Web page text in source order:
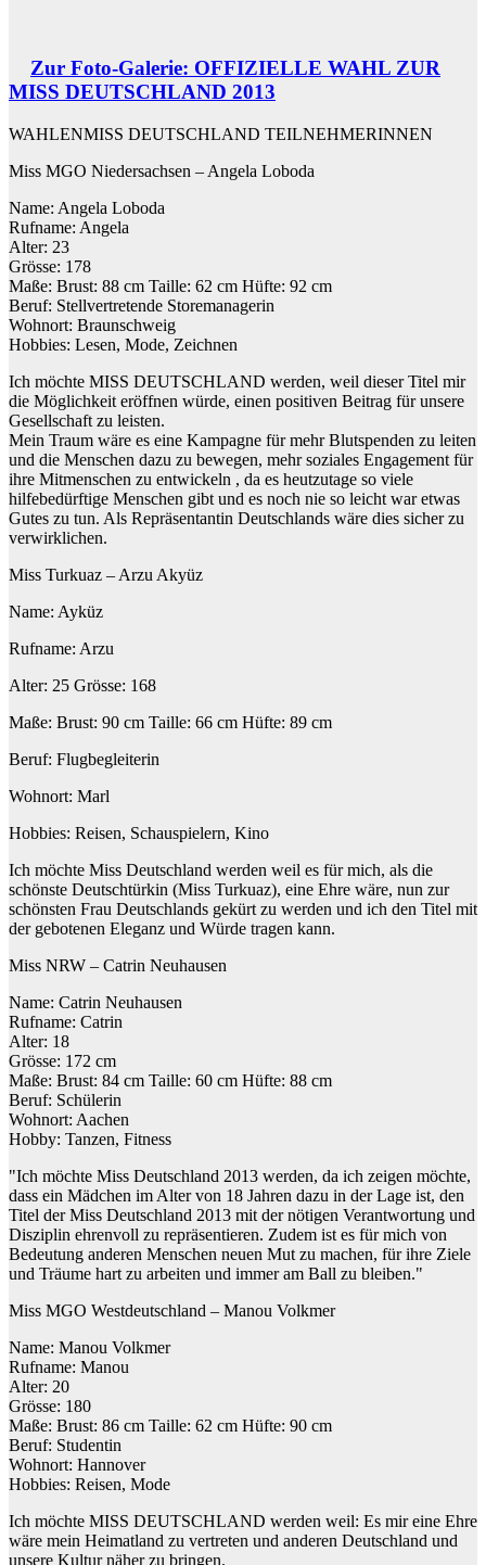
Zur Foto-Galerie: OFFIZIELLE WAHL ZUR
MISS DEUTSCHLAND 2013
WAHLENMISS DEUTSCHLAND TEILNEHMERINNEN
Miss MGO Niedersachsen – Angela Loboda
Name: Angela Loboda
Rufname: Angela
Alter: 23
Grösse: 178
Maße: Brust: 88 cm Taille: 62 cm Hüfte: 92 cm
Beruf: Stellvertretende Storemanagerin
Wohnort: Braunschweig
Hobbies: Lesen, Mode, Zeichnen
Ich möchte MISS DEUTSCHLAND werden, weil dieser Titel mir
die Möglichkeit eröffnen würde, einen positiven Beitrag für unsere
Gesellschaft zu leisten.
Mein Traum wäre es eine Kampagne für mehr Blutspenden zu leiten
und die Menschen dazu zu bewegen, mehr soziales Engagement für
ihre Mitmenschen zu entwickeln , da es heutzutage so viele
hilfebedürftige Menschen gibt und es noch nie so leicht war etwas
Gutes zu tun. Als Repräsentantin Deutschlands wäre dies sicher zu
verwirklichen.
Miss Turkuaz – Arzu Akyüz
Name: Ayküz
Rufname: Arzu
Alter: 25 Grösse: 168
Maße: Brust: 90 cm Taille: 66 cm Hüfte: 89 cm
Beruf: Flugbegleiterin
Wohnort: Marl
Hobbies: Reisen, Schauspielern, Kino
Ich möchte Miss Deutschland werden weil es für mich, als die
schönste Deutschtürkin (Miss Turkuaz), eine Ehre wäre, nun zur
schönsten Frau Deutschlands gekürt zu werden und ich den Titel mit
der gebotenen Eleganz und Würde tragen kann.
Miss NRW – Catrin Neuhausen
Name: Catrin Neuhausen
Rufname: Catrin
Alter: 18
Grösse: 172 cm
Maße: Brust: 84 cm Taille: 60 cm Hüfte: 88 cm
Beruf: Schülerin
Wohnort: Aachen
Hobby: Tanzen, Fitness
"Ich möchte Miss Deutschland 2013 werden, da ich zeigen möchte,
dass ein Mädchen im Alter von 18 Jahren dazu in der Lage ist, den
Titel der Miss Deutschland 2013 mit der nötigen Verantwortung und
Disziplin ehrenvoll zu repräsentieren. Zudem ist es für mich von
Bedeutung anderen Menschen neuen Mut zu machen, für ihre Ziele
und Träume hart zu arbeiten und immer am Ball zu bleiben."
Miss MGO Westdeutschland – Manou Volkmer
Name: Manou Volkmer
Rufname: Manou
Alter: 20
Grösse: 180
Maße: Brust: 86 cm Taille: 62 cm Hüfte: 90 cm
Beruf: Studentin
Wohnort: Hannover
Hobbies: Reisen, Mode
Ich möchte MISS DEUTSCHLAND werden weil: Es mir eine Ehre
wäre mein Heimatland zu vertreten und anderen Deutschland und
unsere Kultur näher zu bringen.